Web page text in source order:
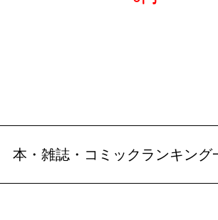
本・雑誌・コミックランキング